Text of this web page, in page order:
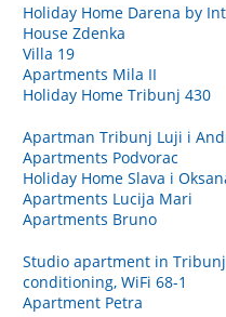
Holiday Home Darena by
House Zdenka
Villa 19
Apartments Mila II
Holiday Home Tribunj 430
Apartman Tribunj Luji i
Apartments Podvorac
Holiday Home Slava i
Apartments Lucija Mari
Apartments Bruno
Studio apartment in
conditioning, WiFi 68-1
Apartment Petra